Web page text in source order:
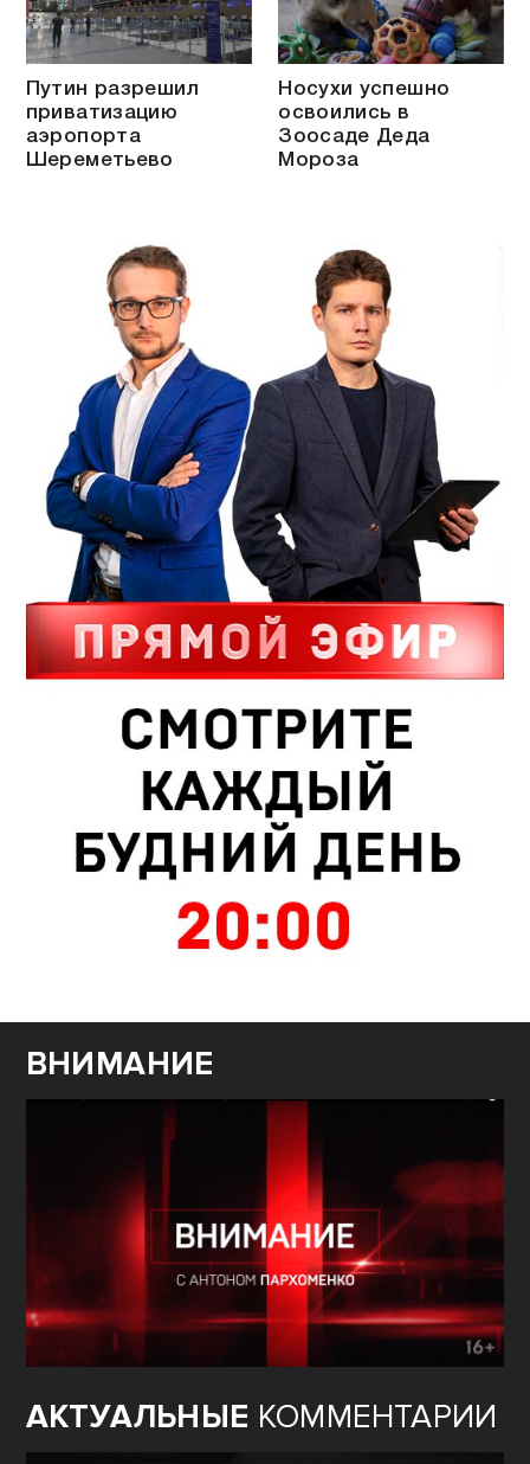
Путин разрешил
приватизацию
аэропорта
Шереметьево
Носухи успешно
освоились в
Зоосаде Деда
Мороза
ВНИМАНИЕ
АКТУАЛЬНЫЕ КОММЕНТАРИИ